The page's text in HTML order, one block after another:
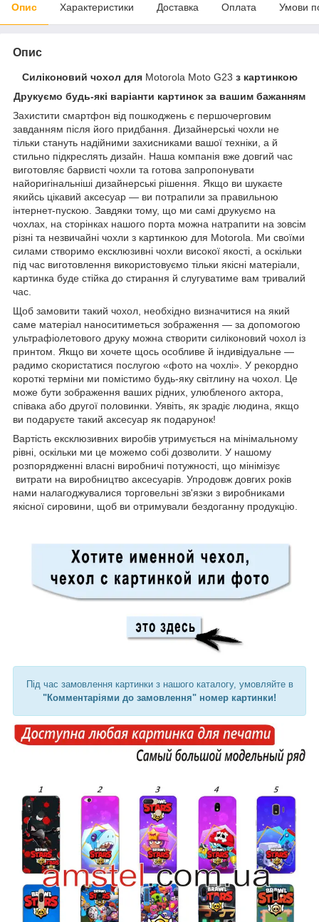
Опис Характеристики Доставка Оплата Умови
Опис
Силіконовий чохол для Motorola Moto G23 з картинкою
Друкуємо будь-які варіанти картинок за вашим бажанням
Захистити смартфон від пошкоджень є першочерговим
завданням після його придбання. Дизайнерські чохли не
тільки стануть надійними захисниками вашої техніки, а й
стильно підкреслять дизайн. Наша компанія вже довгий час
виготовляє барвисті чохли та готова запропонувати
найоригінальніші дизайнерські рішення. Якщо ви шукаєте
якийсь цікавий аксесуар — ви потрапили за правильною
інтернет-пускою. Завдяки тому, що ми самі друкуємо на
чохлах, на сторінках нашого порта можна натрапити на зовсім
різні та незвичайні чохли з картинкою для Motorola. Ми своїми
силами створимо ексклюзивні чохли високої якості, а оскільки
під час виготовлення використовуємо тільки якісні матеріали,
картинка буде стійка до стирання й слугуватиме вам тривалий
час.
Щоб замовити такий чохол, необхідно визначитися на який
саме матеріал наноситиметься зображення — за допомогою
ультрафіолетового друку можна створити силіконовий чохол із
принтом. Якщо ви хочете щось особливе й індивідуальне —
радимо скористатися послугою «фото на чохлі». У рекордно
короткі терміни ми помістимо будь-яку світлину на чохол. Це
може бути зображення ваших рідних, улюбленого актора,
співака або другої половинки. Уявіть, як зрадіє людина, якщо
ви подаруєте такий аксесуар як подарунок!
Вартість ексклюзивних виробів утримується на мінімальному
рівні, оскільки ми це можемо собі дозволити. У нашому
розпорядженні власні виробничі потужності, що мінімізує
витрати на виробництво аксесуарів. Упродовж довгих років
нами налагоджувалися торговельні зв'язки з виробниками
якісної сировини, щоб ви отримували бездоганну продукцію.
Під час замовлення картинки з нашого каталогу, умовляйте в
"Комментаріями до замовлення" номер картинки!